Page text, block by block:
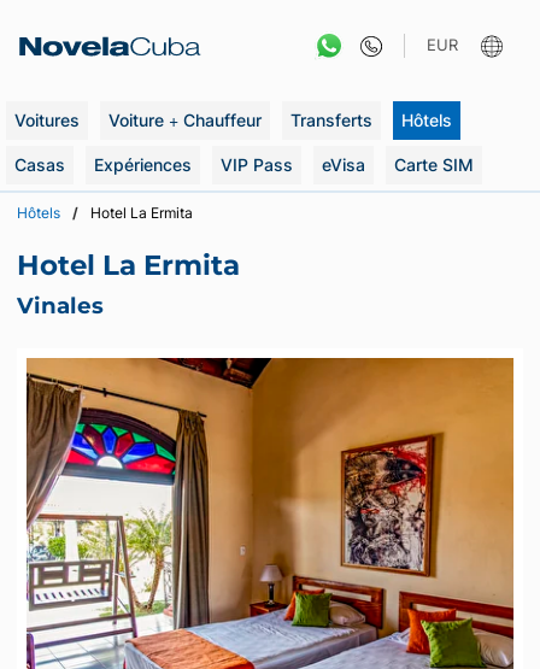
EUR
Voitures Voiture + Chauffeur Transferts Hôtels
Casas Expériences VIP Pass eVisa Carte SIM
Hôtels Hotel La Ermita
Hotel La Ermita
Vinales